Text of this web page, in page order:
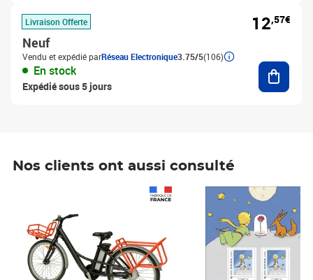
Livraison Offerte
Neuf
Vendu et expédié parRéseau Electronique3.75/5(106)
En stock
Expédié sous 5 jours
12,57€
Nos clients ont aussi consulté
Prix 7,50€